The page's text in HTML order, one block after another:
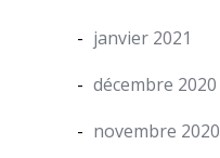
janvier 2021
décembre 2020
novembre 2020